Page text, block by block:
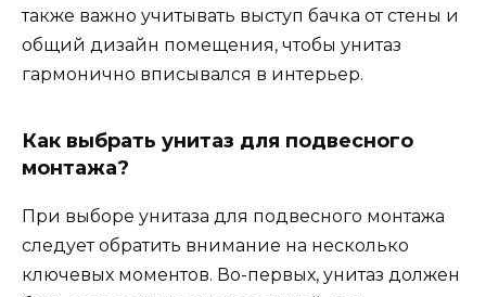
также важно учитывать выступ бачка от стены и
общий дизайн помещения, чтобы унитаз
гармонично вписывался в интерьер.
Как выбрать унитаз для подвесного
монтажа?
При выборе унитаза для подвесного монтажа
следует обратить внимание на несколько
ключевых моментов. Во-первых, унитаз должен